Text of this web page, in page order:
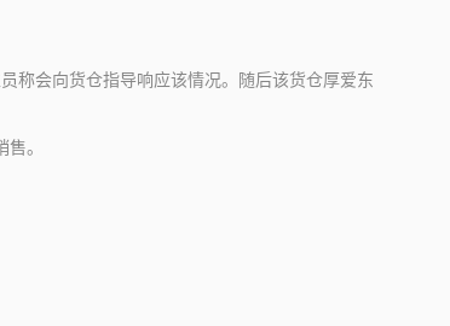
称会向货仓指导响应该情况。随后该货仓厚爱东
。